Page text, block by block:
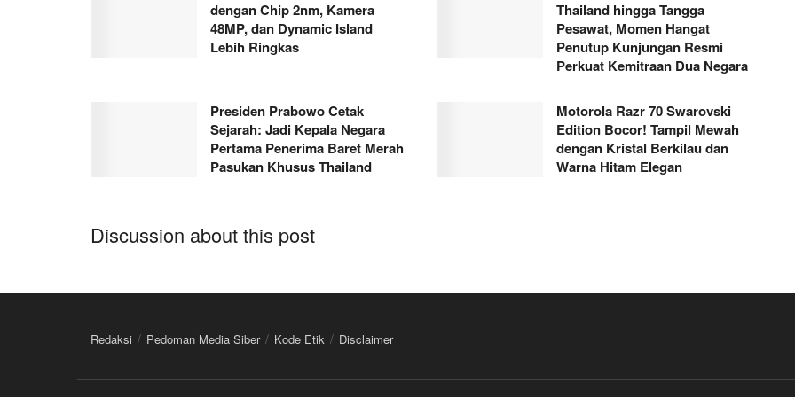
dengan Chip 2nm, Kamera
48MP, dan Dynamic Island
Lebih Ringkas
Thailand hingga Tangga
Pesawat, Momen Hangat
Penutup Kunjungan Resmi
Perkuat Kemitraan Dua Negara
Presiden Prabowo Cetak
Sejarah: Jadi Kepala Negara
Pertama Penerima Baret Merah
Pasukan Khusus Thailand
Motorola Razr 70 Swarovski
Edition Bocor! Tampil Mewah
dengan Kristal Berkilau dan
Warna Hitam Elegan
Discussion about this post
Redaksi Pedoman Media Siber Kode Etik Disclaimer